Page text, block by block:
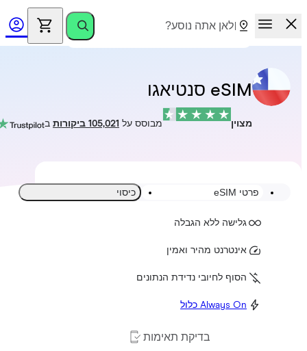
eSIM סנטיאגו
מבוסס על105,021 ביקורות ב
פרטי eSIM כיסוי
גלישה ללא הגבלה
אינטרנט מהיר ואמין
הסוף לחיובי נדידת הנתונים
Always On כלול
בדיקת תאימות